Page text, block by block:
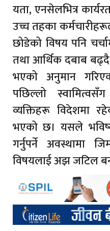
यता, एनसेलभित्र
उच्च तहका
छोडेको विषय पनि
तथा आर्थिक दबाब
भएको अनुमान
पछिल्लो
व्यक्तिहरू विदेशमा
भएको छ। यसले
गर्नुपर्ने अवस्थामा
विषयलाई अझ जटिल